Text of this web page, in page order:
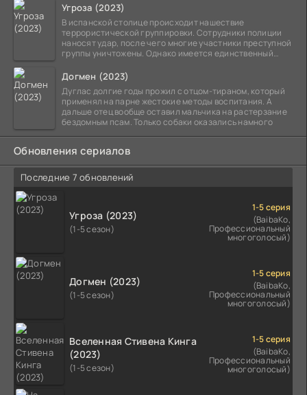
Угроза (2023)
В испанской столице происходит нашествие
террористической группировки. Сотрудники полиции
наносят удар, после чего многие участники преступной
группы уничтожены. Однако имеется единственный
Догмен (2023)
Дуглас долгие годы прожил с отцом-тираном, который
применял на парне жестокие методы воспитания. А
дальше отец вообще оставил мальчика на растерзание
бездомным псам. Только собаки оказались намного
Обновления сериалов
Последние 7 обновлений
Угроза (2023)
(1-5 сезон)
1-5 серия
(BaibaKo,
Профессиональный
многоголосый)
Догмен (2023)
(1-5 сезон)
1-5 серия
(BaibaKo,
Профессиональный
многоголосый)
Вселенная Стивена Кинга
(2023)
(1-5 сезон)
1-5 серия
(BaibaKo,
Профессиональный
многоголосый)